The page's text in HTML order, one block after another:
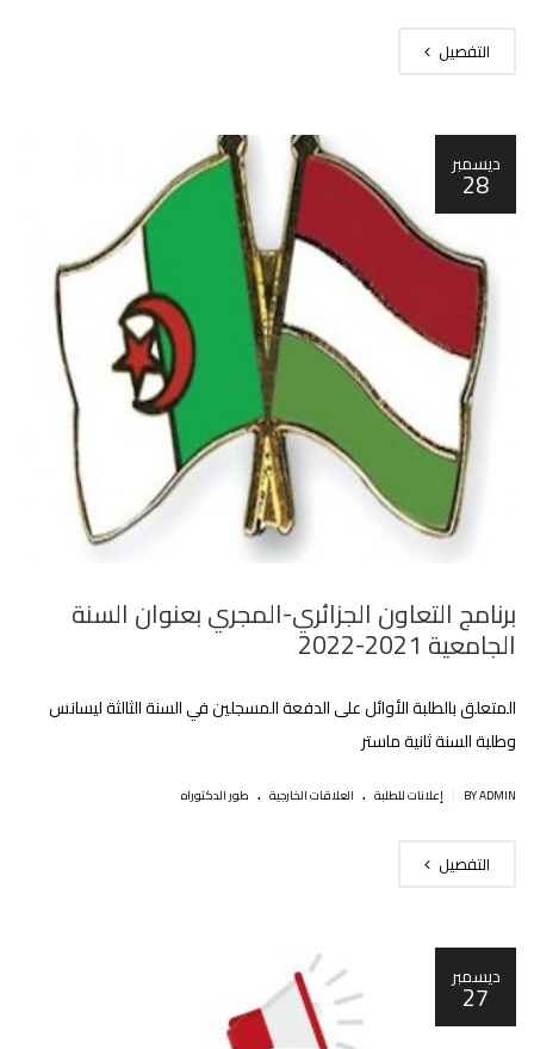
التفصيل
ديسمبر
28
برنامج التعاون الجزائري-المجري بعنوان السنة
الجامعية 2021-2022
المتعلق بالطلبة الأوائل على الدفعة المسجلين في السنة الثالثة ليسانس
وطلبة السنة ثانية ماستر
BY ADMIN إعلانات للطلبة . العلاقات الخارجية . طور الدكتوراه
التفصيل
ديسمبر
27